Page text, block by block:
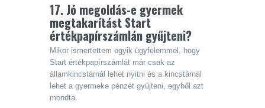
17. Jó megoldás-e gyermek
megtakarítást Start
értékpapírszámlán gyűjteni?
Mikor ismertettem egyik ügyfelemmel, hogy
Start értékpapírszámlát már csak az
államkincstárnál lehet nyitni és a kincstárnál
lehet a gyermeke pénzét gyűjteni, egyből azt
mondta.